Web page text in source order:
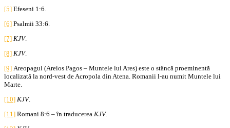
[5] Efeseni 1:6.
[6] Psalmii 33:6.
[7] KJV.
[8] KJV.
[9] Areopagul (Areios Pagos – Muntele lui Ares) este o stâncă proeminentă
localizată la nord-vest de Acropola din Atena. Romanii l-au numit Muntele lui
Marte.
[10] KJV.
[11] Romani 8:6 – în traducerea KJV.